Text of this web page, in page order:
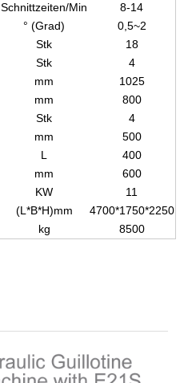
Schnittzeiten/Min
8-14
° (Grad)
0,5~2
Stk
18
Stk
4
mm
1025
mm
800
Stk
4
mm
500
L
400
mm
600
KW
11
(L*B*H)mm
4700*1750*2250
kg 8500